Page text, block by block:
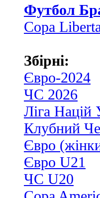
Футбол
Copa
Збірні:
Євро-2024
ЧС 2026
Ліга
Клубний
Євро
Євро U21
ЧС U20